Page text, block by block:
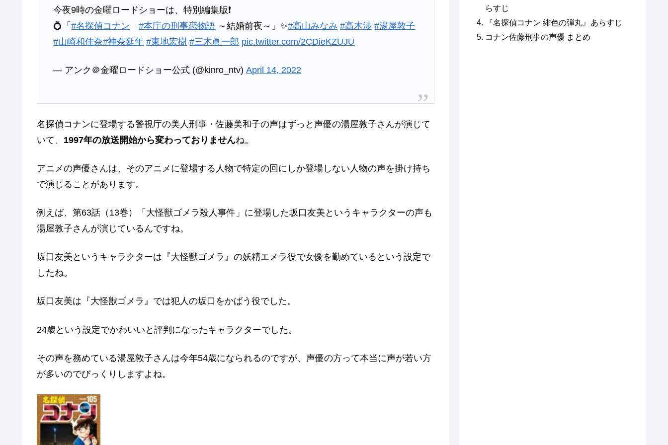
今夜9時の金曜ロードショーは、特別編集版❗️
💍「#名探偵コナン #本庁の刑事恋物語 ～結婚前夜～」✨#高山みなみ #高木渉 #湯屋敦子
#山崎和佳奈#神奈延年 #東地宏樹 #三木眞一郎 pic.twitter.com/2CDieKZUJU
— アンク＠金曜ロードショー公式 (@kinro_ntv)April 14, 2022
名探偵コナンに登場する警視庁の美人刑事・佐藤美和子の声はずっと声優の湯屋敦子さんが演じて
いて、 1997年の放送開始から変わっておりませんね。
アニメの声優さんは、そのアニメに登場する人物で特定の回にしか登場しない人物の声を掛け持ち
で演じることがあります。
例えば、第63話（13巻）「大怪獣ゴメラ殺人事件」に登場した坂口友美というキャラクターの声も
湯屋敦子さんが演じているんですね。
坂口友美というキャラクターは『大怪獣ゴメラ』の妖精エメラ役で女優を勤めているという設定で
したね。
坂口友美は『大怪獣ゴメラ』では犯人の坂口をかばう役でした。
24歳という設定でかわいいと評判になったキャラクターでした。
その声を務めている湯屋敦子さんは今年54歳になられるのですが、声優の方って本当に声が若い方
が多いのでびっくりしますよね。
らすじ
『名探偵コナン 緋色の弾丸』あらすじ
コナン佐藤刑事の声優 まとめ